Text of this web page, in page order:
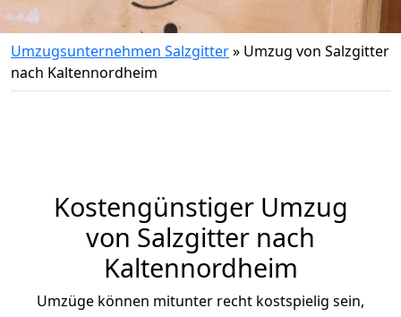
Umzugsunternehmen Salzgitter» Umzug von Salzgitter
nach Kaltennordheim
Kostengünstiger Umzug
von Salzgitter nach
Kaltennordheim
Umzüge können mitunter recht kostspielig sein,